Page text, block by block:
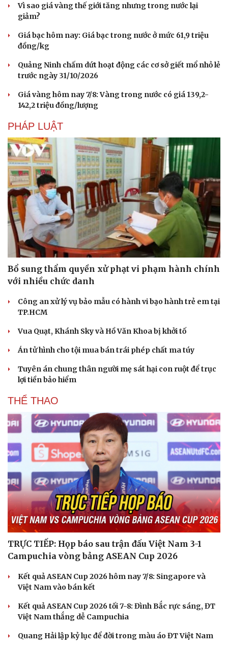
Sức khỏe
Dinh dưỡng - món ngon
Cây thuốc
Sản phụ khoa
Nam khoa
Làm đẹp - giảm cân
Ăn sạch sống khỏe
Đời sống
Blog
Vì sao giá vàng thế giới tăng nhưng trong nước lại
giảm?
Giá bạc hôm nay: Giá bạc trong nước ở mức 61,9 triệu
đồng/kg
Quảng Ninh chấm dứt hoạt động các cơ sở giết mổ nhỏ lẻ
trước ngày 31/10/2026
Giá vàng hôm nay 7/8: Vàng trong nước có giá 139,2-
142,2 triệu đồng/lượng
PHÁP LUẬT
Bổ sung thẩm quyền xử phạt vi phạm hành chính
với nhiều chức danh
Công an xử lý vụ bảo mẫu có hành vi bạo hành trẻ em tại
TP.HCM
Vua Quạt, Khánh Sky và Hồ Văn Khoa bị khởi tố
Án tử hình cho tội mua bán trái phép chất ma túy
Tuyên án chung thân người mẹ sát hại con ruột để trục
lợi tiền bảo hiểm
THỂ THAO
TRỰC TIẾP: Họp báo sau trận đấu Việt Nam 3-1
Campuchia vòng bảng ASEAN Cup 2026
Kết quả ASEAN Cup 2026 hôm nay 7/8: Singapore và
Việt Nam vào bán kết
Kết quả ASEAN Cup 2026 tối 7-8: Đình Bắc rực sáng, ĐT
Việt Nam thắng dễ Campuchia
Quang Hải lập kỷ lục để đời trong màu áo ĐT Việt Nam